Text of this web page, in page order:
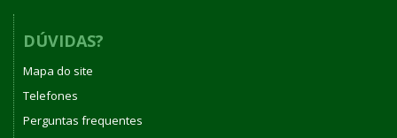
DÚVIDAS?
Mapa do site
Telefones
Perguntas frequentes